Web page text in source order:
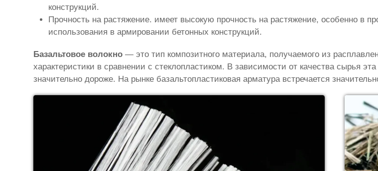
конструкций.
Прочность на растяжение. имеет высокую прочность на растяжение, особенно в
использования в армировании бетонных конструкций.
Базальтовое волокно — это тип композитного материала, получаемого из
характеристики в сравнении с стеклопластиком. В зависимости от качества сырья
значительно дороже. На рынке базальтопластиковая арматура встречается